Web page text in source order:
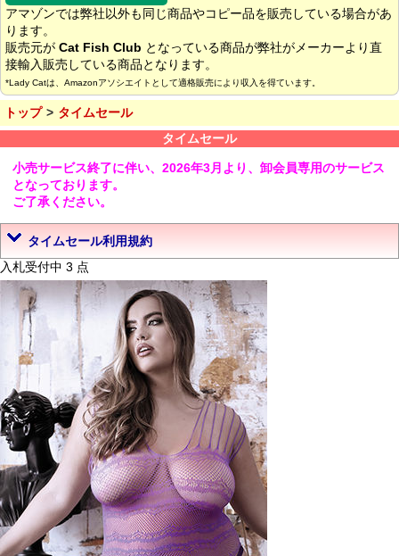
アマゾンでは弊社以外も同じ商品やコピー品を販売している場合があ
ります。
販売元が Cat Fish Club となっている商品が弊社がメーカーより直
接輸入販売している商品となります。
*Lady Catは、Amazonアソシエイトとして適格販売により収入を得ています。
トップ
タイムセール
タイムセール
小売サービス終了に伴い、2026年3月より、卸会員専用のサービス
となっております。
ご了承ください。
タイムセール利用規約
入札受付中 3 点